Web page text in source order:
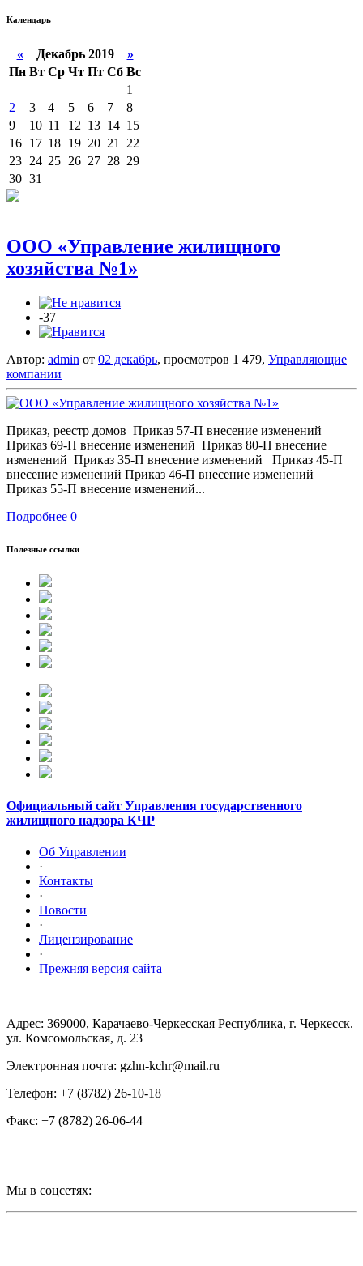
Календарь
«Декабрь 2019 »
Пн Вт Ср Чт Пт Сб Вс
1
2
3 4 5 6 7
8
9
10 11 12 13 14 15
16 17 18 19 20 21
22
23 24 25 26 27 28 29
30 31
ООО «Управление жилищного
хозяйства №1»
-37
Автор: admin от 02 декабрь, просмотров 1 479, Управляющие
компании
Приказ, реестр домов Приказ 57-П внесение изменений
Приказ 69-П внесение изменений Приказ 80-П внесение
изменений Приказ 35-П внесение изменений Приказ 45-П
внесение изменений Приказ 46-П внесение изменений
Приказ 55-П внесение изменений...
Подробнее 0
Полезные ссылки
Официальный сайт Управления государственного
жилищного надзора КЧР
Об Управлении
·
Контакты
·
Новости
·
Лицензирование
·
Прежняя версия сайта
Адрес: 369000, Карачаево-Черкесская Республика, г. Черкесск.
ул. Комсомольская, д. 23
Электронная почта: gzhn-kchr@mail.ru
Телефон: +7 (8782) 26-10-18
Факс: +7 (8782) 26-06-44
Мы в соцсетях: